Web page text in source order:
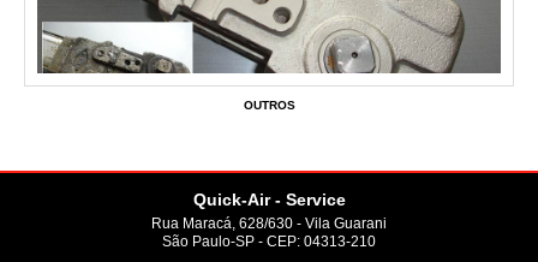
OUTROS
Quick-Air - Service
Rua Maracá, 628/630 - Vila Guarani
São Paulo-SP - CEP: 04313-210